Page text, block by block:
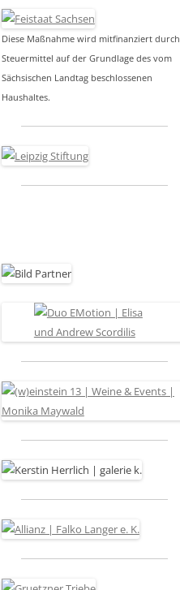
Diese Maßnahme wird mitfinanziert durch
Steuermittel auf der Grundlage des vom
Sächsischen Landtag beschlossenen
Haushaltes.